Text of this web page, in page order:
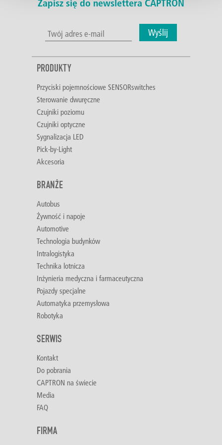
Wyślij
PRODUKTY
Przyciski pojemnościowe SENSORswitches
Sterowanie dwuręczne
Czujniki poziomu
Czujniki optyczne
Sygnalizacja LED
Pick-by-Light
Akcesoria
BRANŻE
Autobus
Żywność i napoje
Automotive
Technologia budynków
Intralogistyka
Technika lotnicza
Inżynieria medyczna i farmaceutyczna
Pojazdy specjalne
Automatyka przemysłowa
Robotyka
SERWIS
Kontakt
Do pobrania
CAPTRON na świecie
Media
FAQ
FIRMA